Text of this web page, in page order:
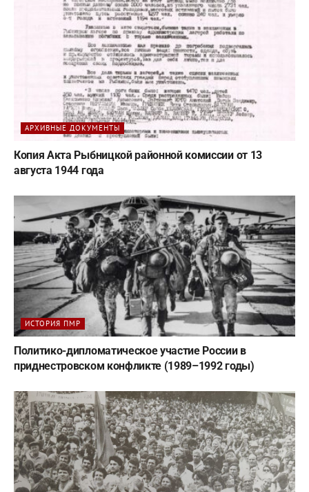
АРХИВНЫЕ ДОКУМЕНТЫ
Копия Акта Рыбницкой районной комиссии от 13
августа 1944 года
ИСТОРИЯ ПМР
Политико-дипломатическое участие России в
приднестровском конфликте (1989–1992 годы)